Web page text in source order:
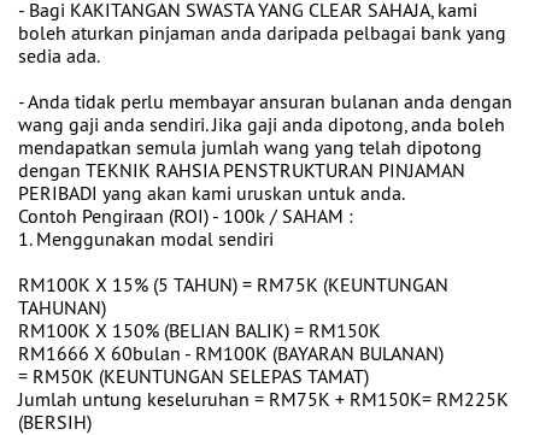
- Bagi KAKITANGAN SWASTA YANG CLEAR SAHAJA, kami
boleh aturkan pinjaman anda daripada pelbagai bank yang
sedia ada.
- Anda tidak perlu membayar ansuran bulanan anda dengan
wang gaji anda sendiri. Jika gaji anda dipotong, anda boleh
mendapatkan semula jumlah wang yang telah dipotong
dengan TEKNIK RAHSIA PENSTRUKTURAN PINJAMAN
PERIBADI yang akan kami uruskan untuk anda.
Contoh Pengiraan (ROI) - 100k / SAHAM :
1. Menggunakan modal sendiri
RM100K X 15% (5 TAHUN) = RM75K (KEUNTUNGAN
TAHUNAN)
RM100K X 150% (BELIAN BALIK) = RM150K
RM1666 X 60bulan - RM100K (BAYARAN BULANAN)
= RM50K (KEUNTUNGAN SELEPAS TAMAT)
Jumlah untung keseluruhan = RM75K + RM150K= RM225K
(BERSIH)